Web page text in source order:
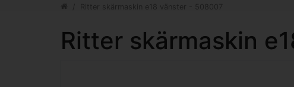
Ritter skärmaskin